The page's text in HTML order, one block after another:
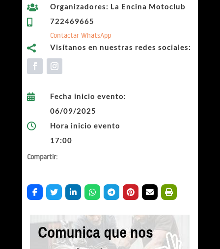

Organizadores: La Encina Motoclub

722469665
Contactar WhatsApp

Visítanos en nuestras redes sociales:

Fecha inicio evento:
06/09/2025

Hora inicio evento
17:00
Compartir: